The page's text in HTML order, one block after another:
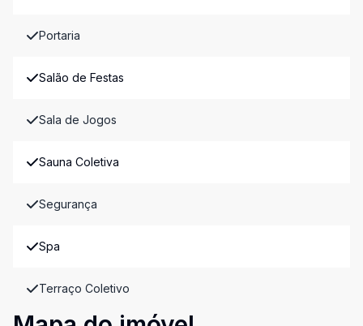
Portaria
Salão de Festas
Sala de Jogos
Sauna Coletiva
Segurança
Spa
Terraço Coletivo